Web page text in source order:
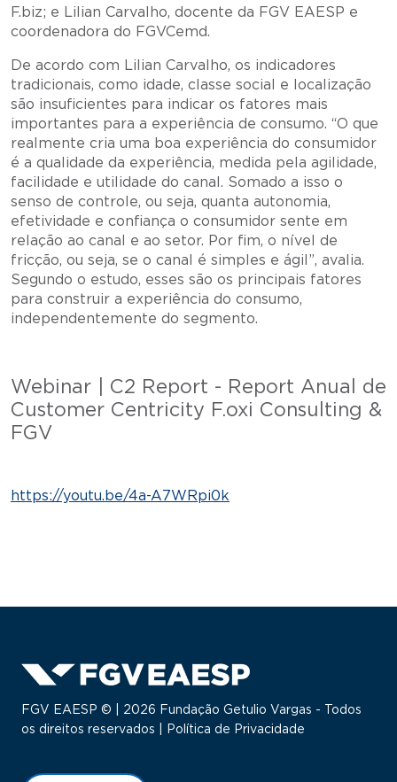
F.biz; e Lilian Carvalho, docente da FGV EAESP e
coordenadora do FGVCemd.
De acordo com Lilian Carvalho, os indicadores
tradicionais, como idade, classe social e localização
são insuficientes para indicar os fatores mais
importantes para a experiência de consumo. “O que
realmente cria uma boa experiência do consumidor
é a qualidade da experiência, medida pela agilidade,
facilidade e utilidade do canal. Somado a isso o
senso de controle, ou seja, quanta autonomia,
efetividade e confiança o consumidor sente em
relação ao canal e ao setor. Por fim, o nível de
fricção, ou seja, se o canal é simples e ágil”, avalia.
Segundo o estudo, esses são os principais fatores
para construir a experiência do consumo,
independentemente do segmento.
Webinar | C2 Report - Report Anual de
Customer Centricity F.oxi Consulting &
FGV
https://youtu.be/4a-A7WRpi0k
FGV EAESP © | 2026 Fundação Getulio Vargas - Todos
os direitos reservados |
Política de Privacidade